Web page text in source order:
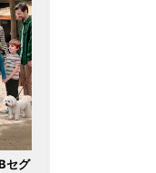
セグ